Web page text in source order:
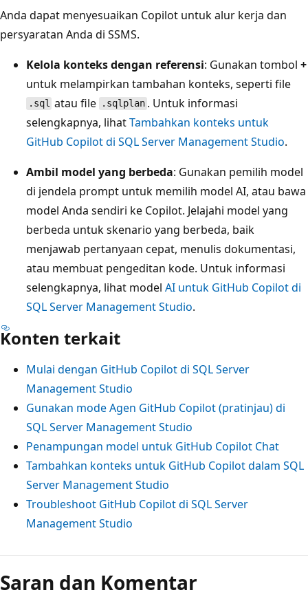
Anda dapat menyesuaikan Copilot untuk alur kerja dan
persyaratan Anda di SSMS.
Kelola konteks dengan referensi: Gunakan tombol +
untuk melampirkan tambahan konteks, seperti file
.sql atau file .sqlplan . Untuk informasi
selengkapnya, lihatTambahkan konteks untuk
GitHub Copilot di SQL Server Management Studio.
Ambil model yang berbeda: Gunakan pemilih model
di jendela prompt untuk memilih model AI, atau bawa
model Anda sendiri ke Copilot. Jelajahi model yang
berbeda untuk skenario yang berbeda, baik
menjawab pertanyaan cepat, menulis dokumentasi,
atau membuat pengeditan kode. Untuk informasi
selengkapnya, lihat model AI untuk GitHub Copilot di
SQL Server Management Studio.
Konten terkait
Mulai dengan GitHub Copilot di SQL Server
Management Studio
Gunakan mode Agen GitHub Copilot (pratinjau) di
SQL Server Management Studio
Penampungan model untuk GitHub Copilot Chat
Tambahkan konteks untuk GitHub Copilot dalam SQL
Server Management Studio
Troubleshoot GitHub Copilot di SQL Server
Management Studio
Saran dan Komentar